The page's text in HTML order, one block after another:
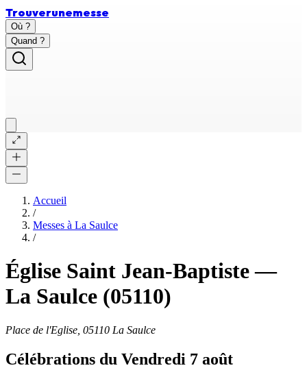
Trouverunemesse
Où ?
Quand ?
Accueil
/
Messes à La Saulce
/
Église Saint Jean-Baptiste—
La Saulce (05110)
Place de l'Eglise, 05110 La Saulce
Célébrations du Vendredi 7 août